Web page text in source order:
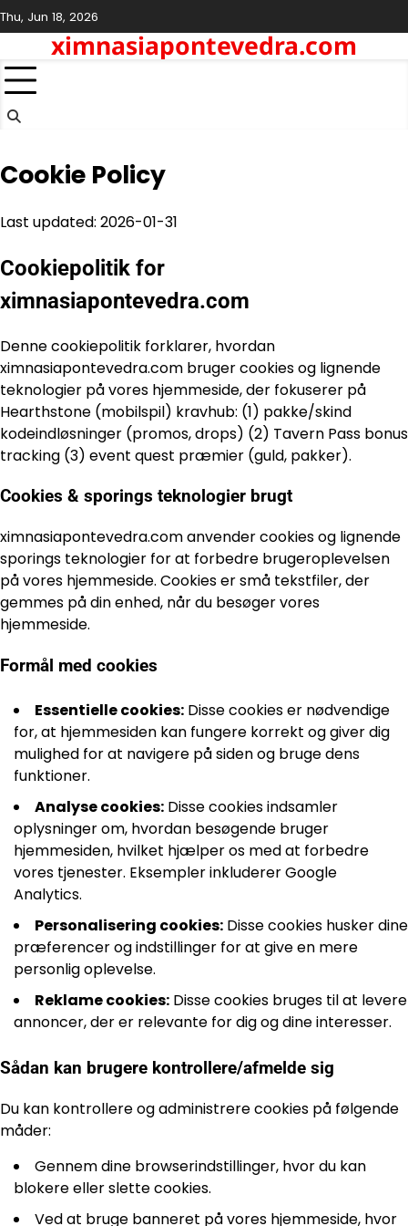
Skip
to
content
Thu, Jun 18, 2026
ximnasiapontevedra.com
Cookie Policy
Last updated: 2026-01-31
Cookiepolitik for
ximnasiapontevedra.com
Denne cookiepolitik forklarer, hvordan
ximnasiapontevedra.com bruger cookies og lignende
teknologier på vores hjemmeside, der fokuserer på
Hearthstone (mobilspil) kravhub: (1) pakke/skind
kodeindløsninger (promos, drops) (2) Tavern Pass bonus
tracking (3) event quest præmier (guld, pakker).
Cookies & sporings teknologier brugt
ximnasiapontevedra.com anvender cookies og lignende
sporings teknologier for at forbedre brugeroplevelsen
på vores hjemmeside. Cookies er små tekstfiler, der
gemmes på din enhed, når du besøger vores
hjemmeside.
Formål med cookies
Essentielle cookies: Disse cookies er nødvendige
for, at hjemmesiden kan fungere korrekt og giver dig
mulighed for at navigere på siden og bruge dens
funktioner.
Analyse cookies: Disse cookies indsamler
oplysninger om, hvordan besøgende bruger
hjemmesiden, hvilket hjælper os med at forbedre
vores tjenester. Eksempler inkluderer Google
Analytics.
Personalisering cookies: Disse cookies husker dine
præferencer og indstillinger for at give en mere
personlig oplevelse.
Reklame cookies: Disse cookies bruges til at levere
annoncer, der er relevante for dig og dine interesser.
Sådan kan brugere kontrollere/afmelde sig
Du kan kontrollere og administrere cookies på følgende
måder:
Gennem dine browserindstillinger, hvor du kan
blokere eller slette cookies.
Ved at bruge banneret på vores hjemmeside, hvor